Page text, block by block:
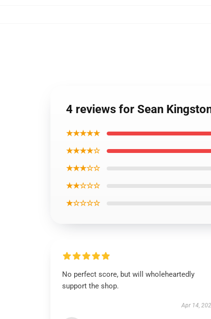
4 reviews for Sean
★★★★★
★★★★☆
★★★☆☆
★★☆☆☆
★☆☆☆☆
No perfect score, but will wholeheartedly
support the shop.
Apr 14,